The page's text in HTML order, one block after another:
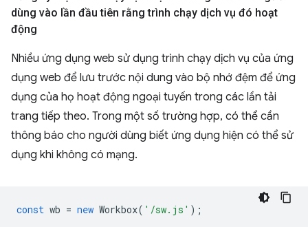
dùng vào lần đầu tiên rằng trình chạy dịch vụ đó hoạt
động
Nhiều ứng dụng web sử dụng trình chạy dịch vụ của ứng
dụng web để lưu trước nội dung vào bộ nhớ đệm để ứng
dụng của họ hoạt động ngoại tuyến trong các lần tải
trang tiếp theo. Trong một số trường hợp, có thể cần
thông báo cho người dùng biết ứng dụng hiện có thể sử
dụng khi không có mạng.
const wb = new Workbox( '/sw.js' );